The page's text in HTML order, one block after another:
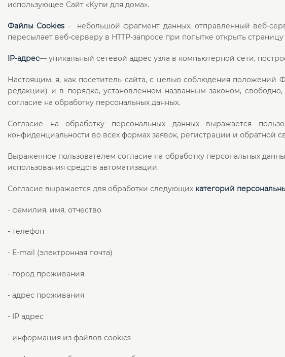
использующее Сайт «Купи для дома».
Файлы Cookies - небольшой фрагмент данных, отправленный веб-
пересылает веб-серверу в HTTP-запросе при попытке открыть
IP-адрес— уникальный сетевой адрес узла в компьютерной сети,
Настоящим, я, как посетитель сайта, с целью соблюдения положений
редакции) и в порядке, установленном названным законом,
согласие на обработку персональных данных.
Согласие на обработку персональных данных выражается
конфиденциальности во всех формах заявок, регистрации и обратной
Выраженное пользователем согласие на обработку персональных
использования средств автоматизации.
Согласие выражается для обработки следующих категорий
- фамилия, имя, отчество
- телефон
- E-mail (электронная почта)
- город проживания
- адрес проживания
- IP адрес
- информация из файлов cookies